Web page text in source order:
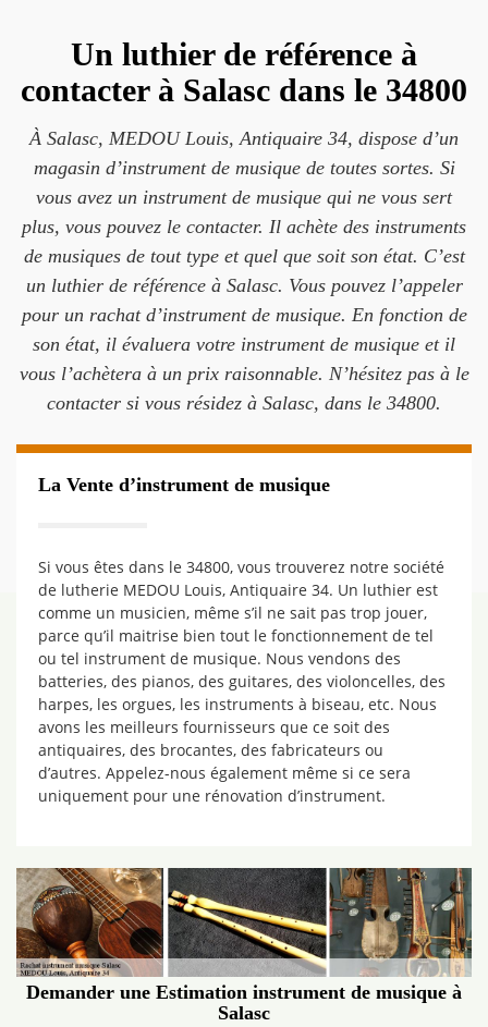
Un luthier de référence à
contacter à Salasc dans le 34800
À Salasc, MEDOU Louis, Antiquaire 34, dispose d’un
magasin d’instrument de musique de toutes sortes. Si
vous avez un instrument de musique qui ne vous sert
plus, vous pouvez le contacter. Il achète des instruments
de musiques de tout type et quel que soit son état. C’est
un luthier de référence à Salasc. Vous pouvez l’appeler
pour un rachat d’instrument de musique. En fonction de
son état, il évaluera votre instrument de musique et il
vous l’achètera à un prix raisonnable. N’hésitez pas à le
contacter si vous résidez à Salasc, dans le 34800.
La Vente d’instrument de musique
Si vous êtes dans le 34800, vous trouverez notre société
de lutherie MEDOU Louis, Antiquaire 34. Un luthier est
comme un musicien, même s’il ne sait pas trop jouer,
parce qu’il maitrise bien tout le fonctionnement de tel
ou tel instrument de musique. Nous vendons des
batteries, des pianos, des guitares, des violoncelles, des
harpes, les orgues, les instruments à biseau, etc. Nous
avons les meilleurs fournisseurs que ce soit des
antiquaires, des brocantes, des fabricateurs ou
d’autres. Appelez-nous également même si ce sera
uniquement pour une rénovation d’instrument.
Demander une Estimation instrument de musique à
Salasc